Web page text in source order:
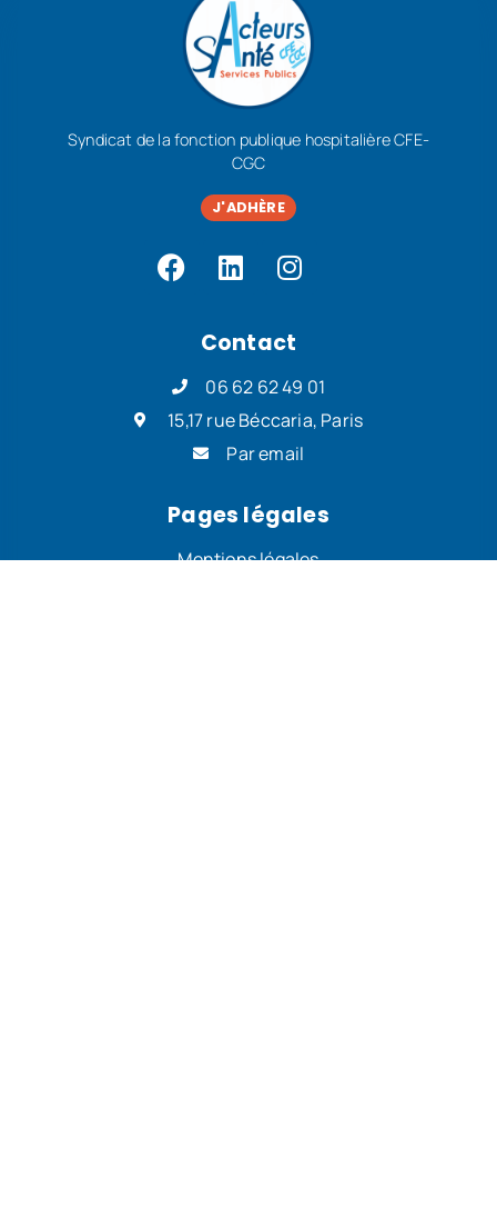
Syndicat de la fonction publique hospitalière CFE-
CGC
J'ADHÈRE
Contact
06 62 62 49 01
15,17 rue Béccaria, Paris
Par email
Pages légales
Mentions légales